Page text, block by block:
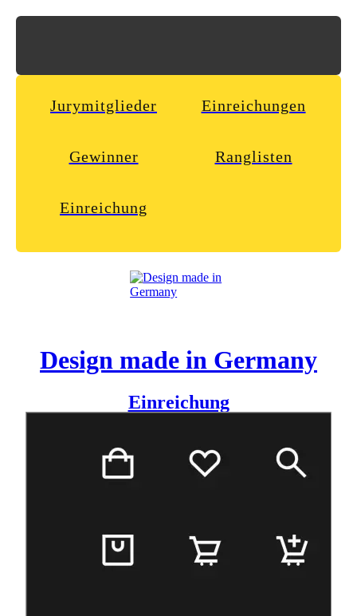
Jurymitglieder Einreichungen
Gewinner Ranglisten
Einreichung
Design made in Germany
Einreichung
wichtigsten E-Commerce Symbole vereint.
Es wurde in vier verschiedenden Symbolstärken gestaltet,
– und PNG
-Dateien zur freien Verfügung.